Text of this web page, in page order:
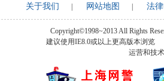
关于我们 网站地图 法
Copyright©1998~2013 All Rights
建议使用IE8.0或以上更高版本浏览
运营和技